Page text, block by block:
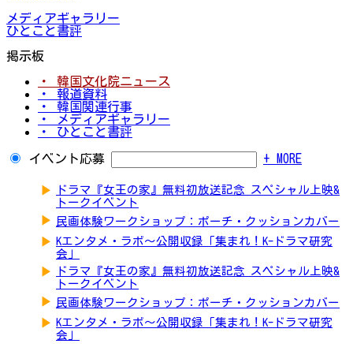
メディアギャラリー
ひとこと書評
掲示板
・ 韓国文化院ニュース
・ 報道資料
・ 韓国関連行事
・ メディアギャラリー
・ ひとこと書評
イベント応募 + MORE
▶
ドラマ『女王の家』無料初放送記念 スペシャル上映&
トークイベント
▶ 民画体験ワークショップ：ポーチ・クッションカバー
▶ Kエンタメ・ラボ～公開収録「集まれ！K-ドラマ研究
会」
▶
ドラマ『女王の家』無料初放送記念 スペシャル上映&
トークイベント
▶ 民画体験ワークショップ：ポーチ・クッションカバー
▶ Kエンタメ・ラボ～公開収録「集まれ！K-ドラマ研究
会」